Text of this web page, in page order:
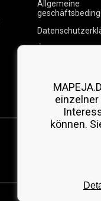
Allgemeine
Übersicht über
können.